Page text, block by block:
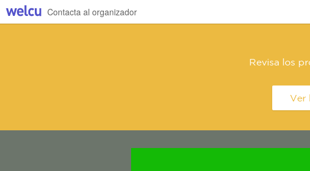
Contacta al organizador
Revisa los
Ver